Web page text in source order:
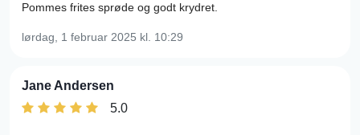
Pommes frites sprøde og godt krydret.
lørdag, 1 februar 2025 kl. 10:29
Jane Andersen
5.0